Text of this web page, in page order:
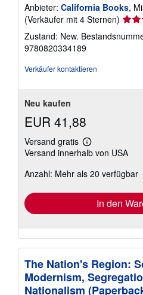
Anbieter: California Books,
(Verkäufer mit 4 Sternen)
von
Zustand: New.
9780820334189
Verkäufer kontaktieren
Neu kaufen
EUR 41,88
Versand gratis
Weitere
Informationen
Versandkosten
Versand innerhalb von USA
Anzahl: Mehr als 20 verfügbar
In den
The Nation's Region:
Modernism,
Nationalism